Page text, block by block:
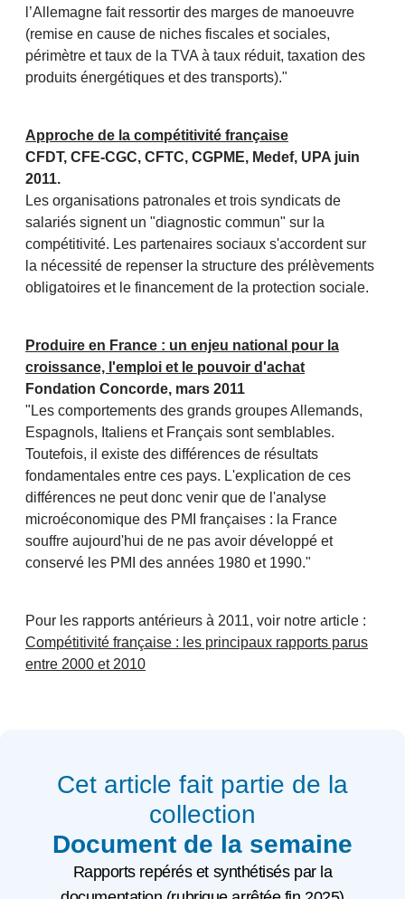
l’Allemagne fait ressortir des marges de manoeuvre
(remise en cause de niches fiscales et sociales,
périmètre et taux de la TVA à taux réduit, taxation des
produits énergétiques et des transports)."
Approche de la compétitivité française
CFDT, CFE-CGC, CFTC, CGPME, Medef, UPA juin
2011.
Les organisations patronales et trois syndicats de
salariés signent un "diagnostic commun" sur la
compétitivité. Les partenaires sociaux s'accordent sur
la nécessité de repenser la structure des prélèvements
obligatoires et le financement de la protection sociale.
Produire en France : un enjeu national pour la
croissance, l'emploi et le pouvoir d'achat
Fondation Concorde, mars 2011
"Les comportements des grands groupes Allemands,
Espagnols, Italiens et Français sont semblables.
Toutefois, il existe des différences de résultats
fondamentales entre ces pays. L'explication de ces
différences ne peut donc venir que de l'analyse
microéconomique des PMI françaises : la France
souffre aujourd'hui de ne pas avoir développé et
conservé les PMI des années 1980 et 1990."
Pour les rapports antérieurs à 2011, voir notre article :
Compétitivité française : les principaux rapports parus
entre 2000 et 2010
Cet article fait partie de la
collection
Document de la semaine
Rapports repérés et synthétisés par la